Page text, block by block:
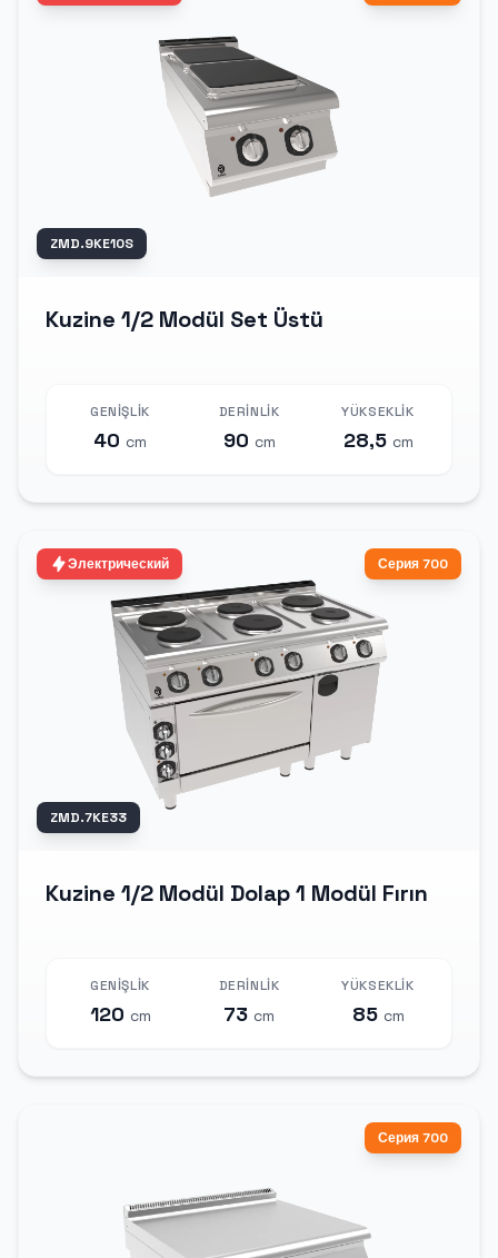
ZMD.9KE10S
Kuzine 1/2 Modül Set Üstü
GENIŞLIK
40 cm
DERINLIK
90 cm
YÜKSEKLIK
28,5 cm
ZMD.7KE33
Электрический Серия 700
Kuzine 1/2 Modül Dolap 1 Modül Fırın
GENIŞLIK
120 cm
DERINLIK
73 cm
YÜKSEKLIK
85 cm
Серия 700